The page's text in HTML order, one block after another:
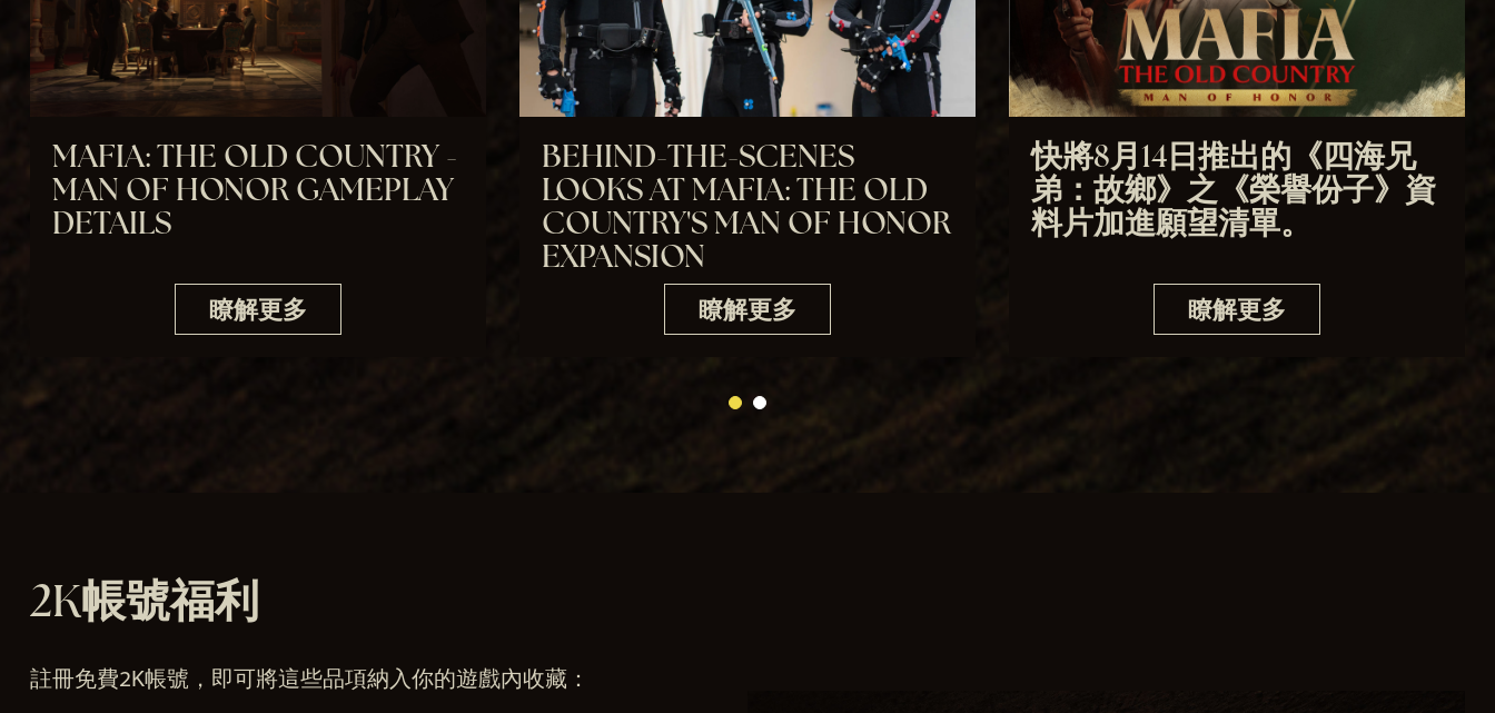
MAFIA: THE OLD COUNTRY -
MAN OF HONOR GAMEPLAY
DETAILS
瞭解更多
BEHIND-THE-SCENES
LOOKS AT MAFIA: THE OLD
COUNTRY'S MAN OF HONOR
EXPANSION
瞭解更多
快將8月14日推出的《四海兄
弟：故鄉》之《榮譽份子》資
料片加進願望清單。
瞭解更多
2K帳號福利
註冊免費2K帳號，即可將這些品項納入你的遊戲內收藏：